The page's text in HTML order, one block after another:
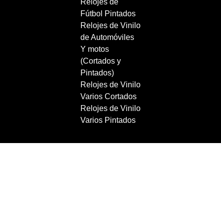
Relojes de
Fútbol Pintados
Relojes de Vinilo
de Automóviles
Y motos
(Cortados y
Pintados)
Relojes de Vinilo
Varios Cortados
Relojes de Vinilo
Varios Pintados